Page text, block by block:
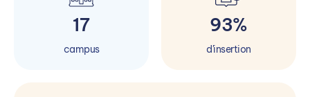
17
campus
93%
d'insertion